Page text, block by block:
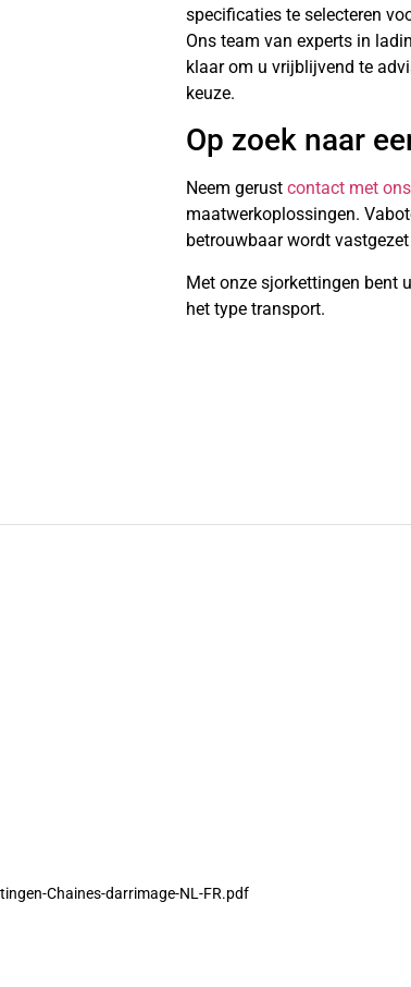
specificaties te selecteren
Ons team van experts in
klaar om u vrijblijvend te
keuze.
Op zoek naar
Neem gerust contact met ons
maatwerkoplossingen.
betrouwbaar wordt
Met onze sjorkettingen bent
het type transport.
Chaines-darrimage-NL-FR.pdf